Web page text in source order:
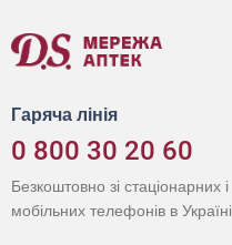
Гаряча лінія
0 800 30 20 60
Безкоштовно зі стаціонарних і
мобільних телефонів в Україні